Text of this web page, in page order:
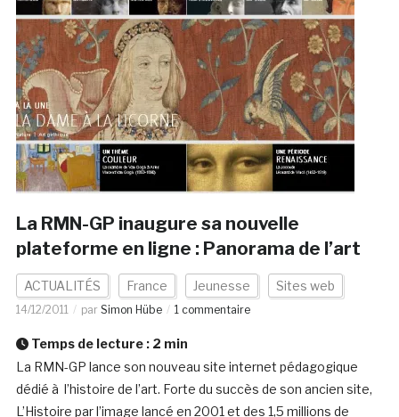
La RMN-GP inaugure sa nouvelle
plateforme en ligne : Panorama de l’art
ACTUALITÉS France Jeunesse Sites web
14/12/2011 par Simon Hübe 1 commentaire
Temps de lecture : 2 min
La RMN-GP lance son nouveau site internet pédagogique
dédié à l’histoire de l’art. Forte du succès de son ancien site,
L’Histoire par l’image lancé en 2001 et des 1,5 millions de